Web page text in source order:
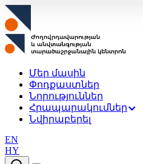
Մեր մասին
Փոդքաստներ
Նորություններ
Հրապարակումներ
Նվիրաբերել
EN
HY